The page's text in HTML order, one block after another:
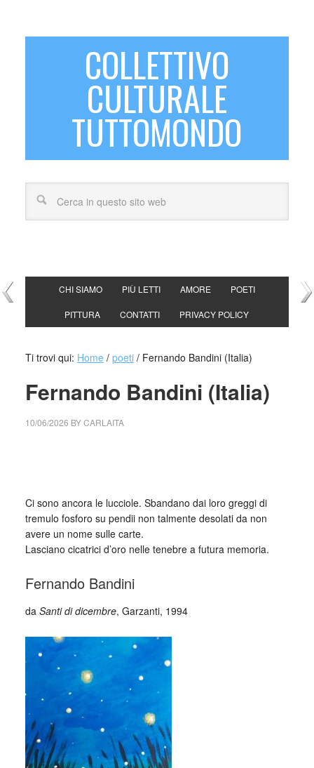
COLLETTIVO
CULTURALE
TUTTOMONDO
CHI SIAMO PIÙ LETTI AMORE POETI
PITTURA CONTATTI PRIVACY POLICY
Ti trovi qui: Home / poeti /Fernando Bandini (Italia)
Fernando Bandini (Italia)
10/06/2026 BYCARLAITA
Ci sono ancora le lucciole. Sbandano dai loro greggi di
tremulo fosforo su pendii non talmente desolati da non
avere un nome sulle carte.
Lasciano cicatrici d’oro nelle tenebre a futura memoria.
Fernando Bandini
da Santi di dicembre, Garzanti, 1994